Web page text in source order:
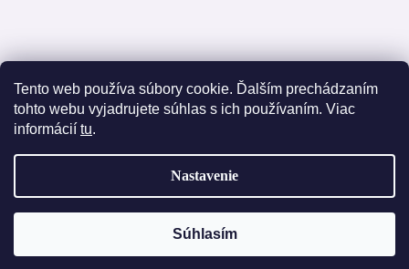
Tento web používa súbory cookie. Ďalším prechádzaním
tohto webu vyjadrujete súhlas s ich používaním. Viac
informácií tu.
Nastavenie
Súhlasím
Facebook
TOZAX . Všetky práva vyhradené.